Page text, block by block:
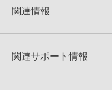
★5
★4
★1
KONTAKTフォーマットは、
でお使いいただけます。
4GBを超えるデータに関す
関連情報
マーセール！
関連サポート情報